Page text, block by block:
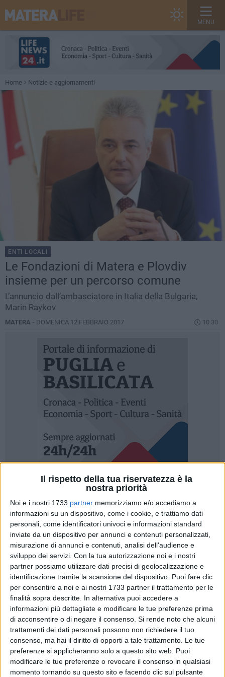
Il rispetto della tua riservatezza è la
nostra priorità
Noi e i nostri 1733 partner memorizziamo e/o accediamo a
informazioni su un dispositivo, come i cookie, e trattiamo dati
personali, come identificatori univoci e informazioni standard
inviate da un dispositivo per annunci e contenuti personalizzati,
misurazione di annunci e contenuti, analisi dell'audience e
sviluppo dei servizi. Con la tua autorizzazione noi e i nostri
partner possiamo utilizzare dati precisi di geolocalizzazione e
identificazione tramite la scansione del dispositivo. Puoi fare clic
per consentire a noi e ai nostri 1733 partner il trattamento per le
finalità sopra descritte. In alternativa puoi accedere a
informazioni più dettagliate e modificare le tue preferenze prima
di acconsentire o di negare il consenso. Si rende noto che alcuni
trattamenti dei dati personali possono non richiedere il tuo
consenso, ma hai il diritto di opporti a tale trattamento. Le tue
preferenze si applicheranno solo a questo sito web. Puoi
modificare le tue preferenze o revocare il consenso in qualsiasi
momento tornando su questo sito e facendo clic sul pulsante
MENU
Home Notizie e aggiornamenti
ENTI LOCALI
Le Fondazioni di Matera e Plovdiv
insieme per un percorso comune
L’annuncio dall’ambasciatore in Italia della Bulgaria,
Marin Raykov
MATERA - DOMENICA 12 FEBBRAIO 2017 10.30
È notizia di questi giorni che le delegazioni delle Fondazioni
di Matera (Italia) e Plovdiv (Bulgaria) si incontreranno a
breve in Bulgaria per mettere a punto un percorso comune di
promozione e di collaborazione culturale e turistica in vista
dell'appuntamento comune come capitali europee della
cultura per il 2019. Lo ha annunciato oggi a Matera
l'ambasciatore in Italia della Repubblica di Bulgaria, Marin
Raykov, al termine di un incontro con il prefetto Antonella
Bellomo. (Ansa Basilicata).
Plovdiv è una città della Bulgaria di 339.129 abitanti,
capitale storica della Tracia e la seconda città del paese
dopo la capitale Sofia. La città è da sempre punto di
riferimento di varie culture e per le sue articolate e millenarie
vicende storiche. La città è nota per la bellezza del suo